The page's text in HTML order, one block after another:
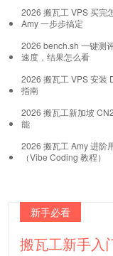
2026 搬瓦工 VPS 买完
Amy 一步步搞定
2026 bench.sh 一键测
速度，结果怎么看
2026 搬瓦工 VPS 安装
指南
2026 搬瓦工新加坡
能
2026 搬瓦工 Amy 进阶
（Vibe Coding 教程）
新手必看
搬瓦工新手入